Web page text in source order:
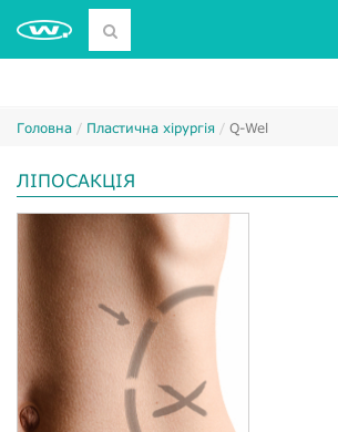
Головна Пластична хірургія Q-Wel
ЛІПОСАКЦІЯ